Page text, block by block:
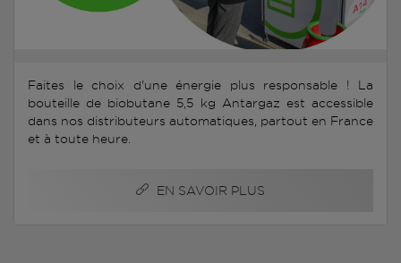
Faites le choix d'une énergie plus responsable ! La
bouteille de biobutane 5,5 kg Antargaz est accessible
dans nos distributeurs automatiques, partout en France
et à toute heure.
EN SAVOIR PLUS